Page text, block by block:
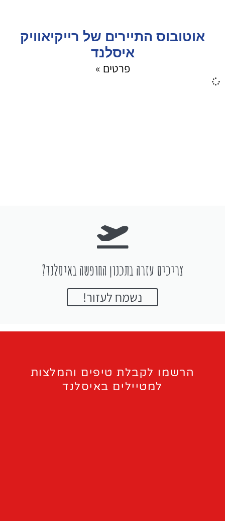
אוטובוס התיירים של רייקיאוויק
איסלנד
פרטים »
צריכים עזרה בתכנון החופשה באיסלנד?
נשמח לעזור!
הרשמו לקבלת טיפים והמלצות
למטיילים באיסלנד